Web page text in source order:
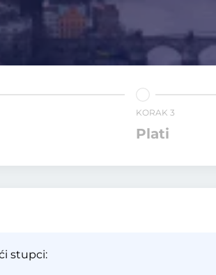
KORAK 3
Plati
stupci: